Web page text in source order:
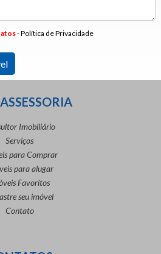
- Política de Privacidade
Imobiliário
Serviços
para Comprar
para alugar
Favoritos
seu imóvel
Contato